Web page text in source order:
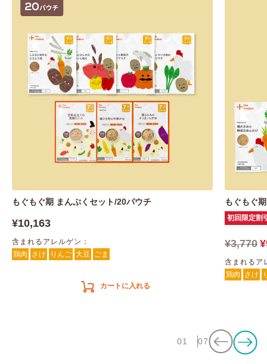
もぐもぐ期 まんぷくセット/20パウチ
¥10,163
含まれるアレルゲン：
鶏肉
さけ りんご 大豆 ごま
カートに入れる
もぐもぐ
初回限定割
¥3,770
含まれるア
鶏肉
さけ
01 07